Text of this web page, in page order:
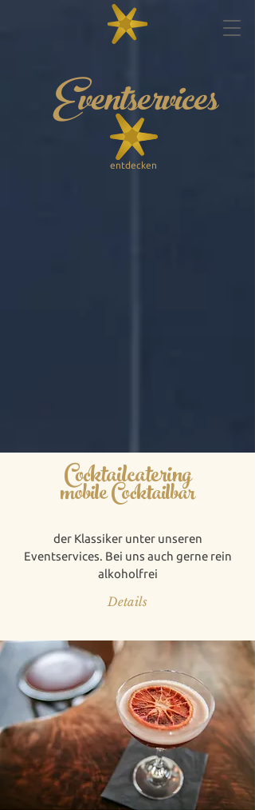
Eventservices
entdecken
Cocktailcatering
mobile Cocktailbar
der Klassiker unter unseren
Eventservices. Bei uns auch gerne rein
alkoholfrei
Details